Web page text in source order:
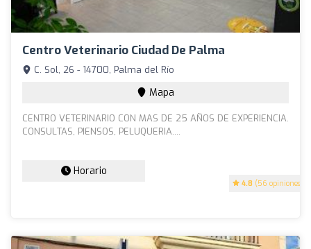
Centro Veterinario Ciudad De Palma
4.8 (56 opiniones)
C. Sol, 26 - 14700, Palma del Río
Mapa
CENTRO VETERINARIO CON MAS DE 25 AÑOS DE EXPERIENCIA.
CONSULTAS, PIENSOS, PELUQUERIA....
Horario